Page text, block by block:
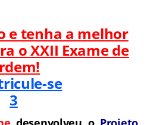
e tenha a melhor
oXXII Exame de